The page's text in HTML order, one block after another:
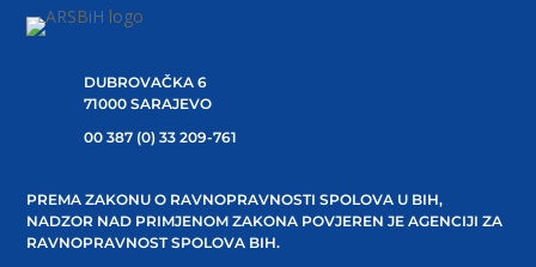
DUBROVAČKA 6
71000 SARAJEVO
00 387 (0) 33 209-761
PREMA ZAKONU O RAVNOPRAVNOSTI SPOLOVA U BIH,
NADZOR NAD PRIMJENOM ZAKONA POVJEREN JE AGENCIJI ZA
RAVNOPRAVNOST SPOLOVA BIH.